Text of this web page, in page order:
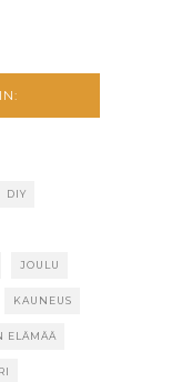
DIY
JOULU
KAUNEUS
ELÄMÄÄ